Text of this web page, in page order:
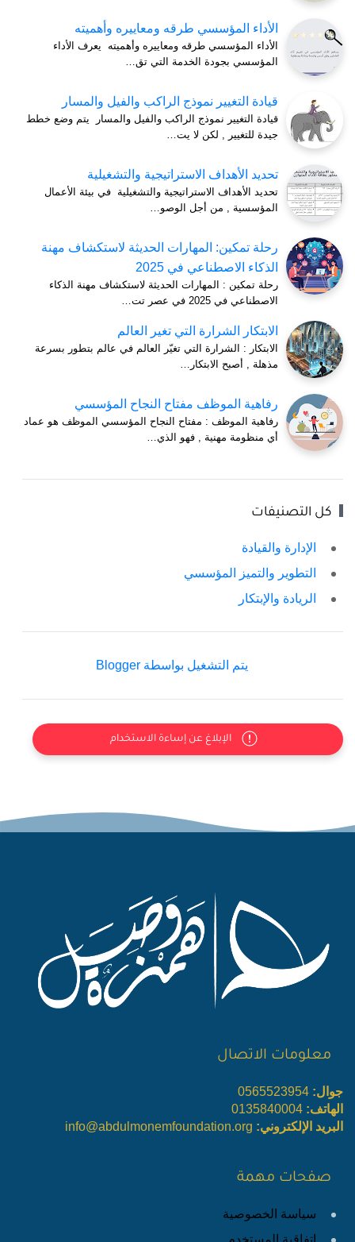
الأداء المؤسسي طرقه ومعاييره وأهميته
الأداء المؤسسي طرقه ومعاييره وأهميته يعرف الأداء
المؤسسي بجودة الخدمة التي تق…
قيادة التغيير نموذج الراكب والفيل والمسار
قيادة التغيير نموذج الراكب والفيل والمسار يتم وضع خطط
جيدة للتغيير , لكن لا يت…
تحديد الأهداف الاستراتيجية والتشغيلية
تحديد الأهداف الاستراتيجية والتشغيلية في بيئة الأعمال
المؤسسية , من أجل الوصو…
رحلة تمكين: المهارات الحديثة لاستكشاف مهنة
الذكاء الاصطناعي في 2025
رحلة تمكين : المهارات الحديثة لاستكشاف مهنة الذكاء
الاصطناعي في 2025 في عصر تت…
الابتكار الشرارة التي تغير العالم
الابتكار : الشرارة التي تغيّر العالم في عالم بتطور بسرعة
مذهلة , أصبح الابتكار…
رفاهية الموظف مفتاح النجاح المؤسسي
رفاهية الموظف : مفتاح النجاح المؤسسي الموظف هو عماد
أي منظومة مهنية , فهو الذي…
كل التصنيفات
الإدارة والقيادة
التطوير والتميز المؤسسي
الريادة والإبتكار
‏يتم التشغيل بواسطة Blogger
الإبلاغ عن إساءة الاستخدام
معلومات الاتصال
جوال:
الهاتف:
البريد الإلكتروني:
صفحات مهمة
سياسة الخصوصية